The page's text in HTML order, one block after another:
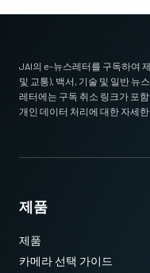
JAI의 e-뉴스레터를 구독하여
및 교통), 백서, 기술 및 일반 뉴
레터에는 구독 취소 링크가 포
개인 데이터 처리에 대한 자세
제품
제품
카메라 선택 가이드